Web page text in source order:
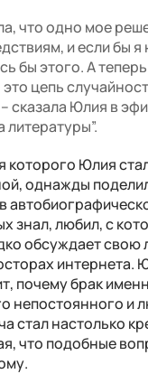
что одно мое
и если бы я
бы этого. А
цепь
сказала Юлия в
литературы”.
которого Юлия
однажды
знал, любил, с
обсуждает свою
интернета.
почему брак
непостоянного и
стал настолько
что подобные